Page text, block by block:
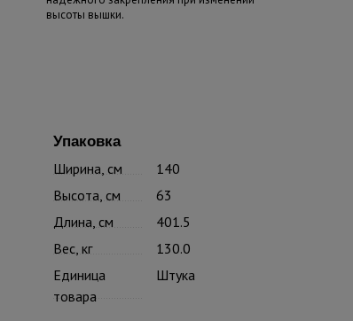
высоты вышки.
Упаковка
Ширина, см
140
Высота, см
63
Длина, см
401.5
Вес, кг
130.0
Единица
товара
Штука